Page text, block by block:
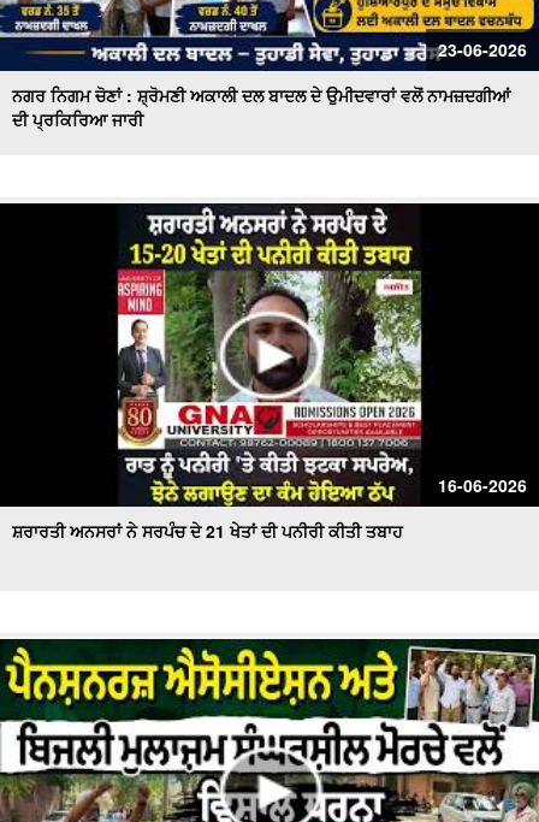
23-06-2026
ਨਗਰ ਨਿਗਮ ਚੋਣਾਂ : ਸ਼੍ਰੋਮਣੀ ਅਕਾਲੀ ਦਲ ਬਾਦਲ ਦੇ ਉਮੀਦਵਾਰਾਂ ਵਲੋਂ ਨਾਮਜ਼ਦਗੀਆਂ
ਦੀ ਪ੍ਰਕਿਰਿਆ ਜਾਰੀ
16-06-2026
ਸ਼ਰਾਰਤੀ ਅਨਸਰਾਂ ਨੇ ਸਰਪੰਚ ਦੇ 21 ਖੇਤਾਂ ਦੀ ਪਨੀਰੀ ਕੀਤੀ ਤਬਾਹ